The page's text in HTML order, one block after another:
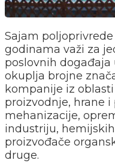
Sajam
godinama važi za
poslovnih događaja
okuplja brojne
kompanije iz
proizvodnje, hrane
mehanizacije,
industriju,
proizvođače
druge.